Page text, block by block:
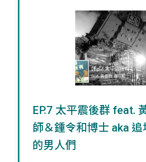
EP.7 太平震後群 feat.
師＆鍾令和博士 aka
的男人們